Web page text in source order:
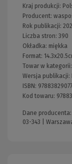
Kraj produkcji:
Producent:
Rok publikacji:
Liczba stron: 390
Okładka: miękka
Format:
Towar w kategorii:
Wersja publikacji:
ISBN:
Kod towaru:
Dane producenta:
03-343 |